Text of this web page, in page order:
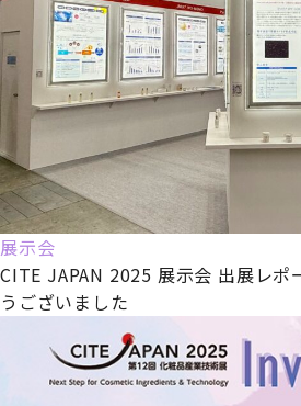
展示会
CITE JAPAN 2025 展示会 出展レポ
うございました